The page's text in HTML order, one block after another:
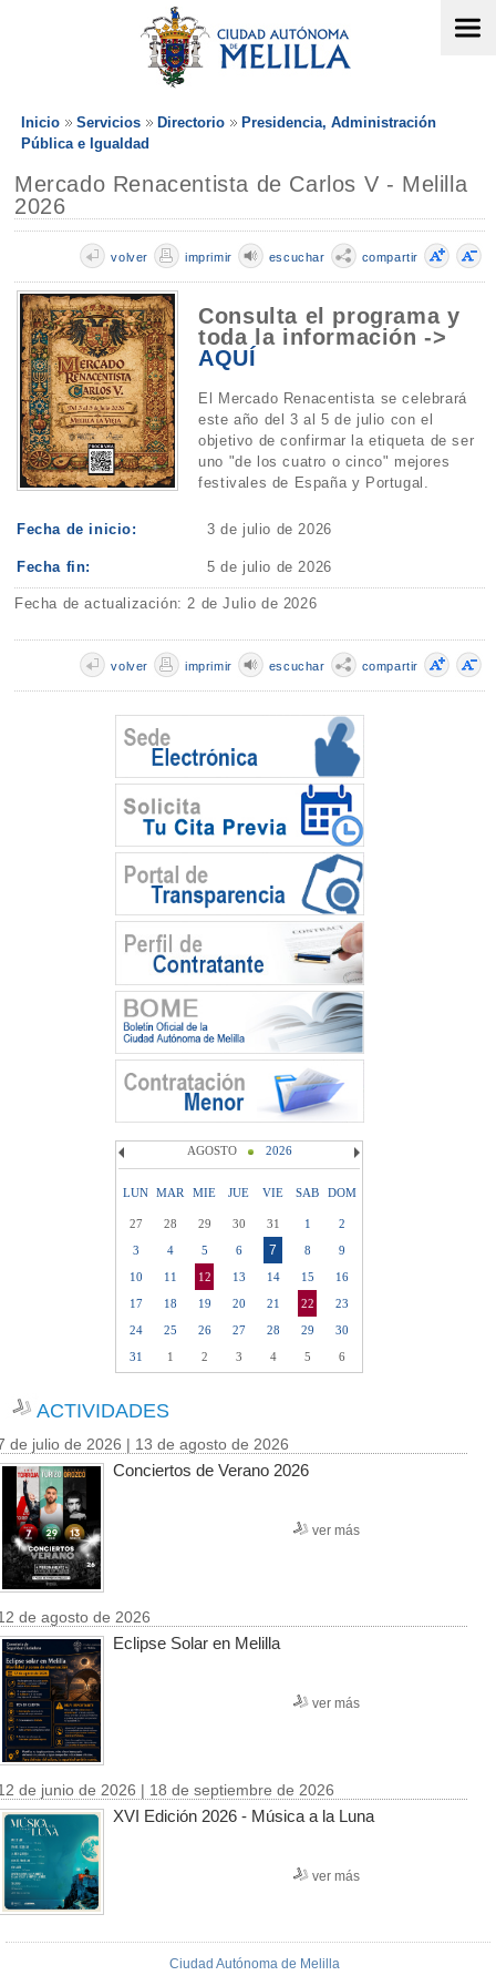
Inicio Servicios Directorio
Presidencia, Administración
Pública e Igualdad
Mercado Renacentista de Carlos V - Melilla
2026
compartir
escuchar
imprimir
volver
Consulta el programa y
toda la información ->
AQUÍ
El Mercado Renacentista se celebrará
este año del 3 al 5 de julio con el
objetivo de confirmar la etiqueta de ser
uno "de los cuatro o cinco" mejores
festivales de España y Portugal.
Fecha de inicio: 3 de julio de 2026
Fecha fin: 5 de julio de 2026
Fecha de actualización: 2 de Julio de 2026
compartir
escuchar
imprimir
volver
AGOSTO 2026
LUN MAR MIE JUE VIE SAB DOM
27 28 29 30 31 1
2
3
4 5 6 7 8
9
10
11 12 13 14 15
16
17
18 19 20 21 22
23
24
25 26 27 28 29
30
31
1 2 3 4 5 6
ACTIVIDADES
de julio de 2026 | 13 de agosto de 2026
Conciertos de Verano 2026
ver más
de agosto de 2026
Eclipse Solar en Melilla
ver más
de junio de 2026 | 18 de septiembre de 2026
XVI Edición 2026 - Música a la Luna
ver más
Ciudad Autónoma de Melilla